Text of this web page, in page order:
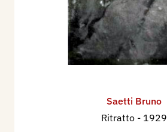
Saetti Bruno
Ritratto - 1929